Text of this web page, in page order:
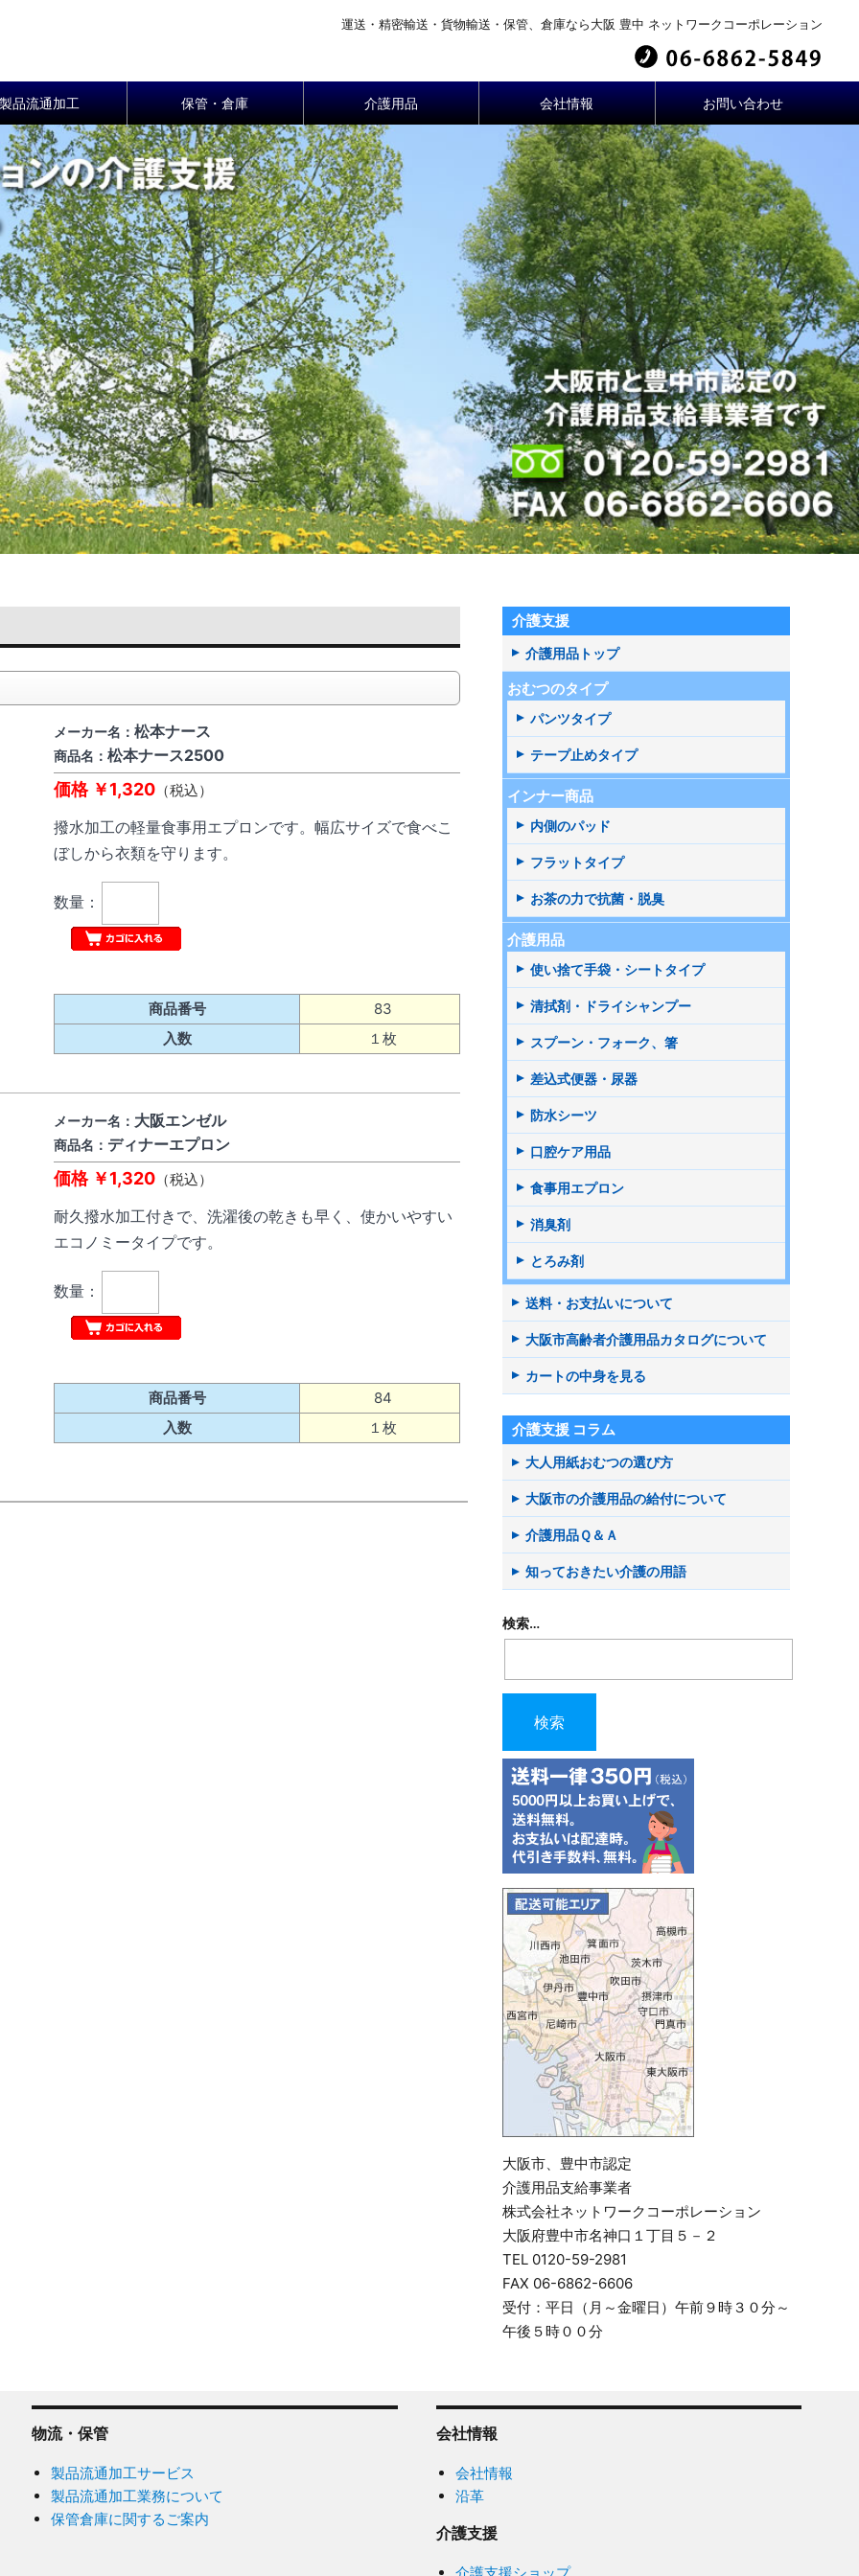
運送・精密輸送・貨物輸送・保管、倉庫なら大阪 豊中 ネットワークコーポレーション
製品流通加工 保管・倉庫 介護用品 会社情報 お問い合わせ
メーカー名： 松本ナース
商品名： 松本ナース2500
価格 ￥1,320 （税込）
撥水加工の軽量食事用エプロンです。幅広サイズで食べこ
ぼしから衣類を守ります。
数量：
商品番号
83
入数
１枚
メーカー名： 大阪エンゼル
商品名： ディナーエプロン
価格 ￥1,320 （税込）
耐久撥水加工付きで、洗濯後の乾きも早く、使かいやすい
エコノミータイプです。
数量：
商品番号
84
入数
１枚
介護支援
介護用品トップ
おむつのタイプ
パンツタイプ
テープ止めタイプ
インナー商品
内側のパッド
フラットタイプ
お茶の力で抗菌・脱臭
介護用品
使い捨て手袋・シートタイプ
清拭剤・ドライシャンプー
スプーン・フォーク、箸
差込式便器・尿器
防水シーツ
口腔ケア用品
食事用エプロン
消臭剤
とろみ剤
送料・お支払いについて
大阪市高齢者介護用品カタログについて
カートの中身を見る
介護支援 コラム
大人用紙おむつの選び方
大阪市の介護用品の給付について
介護用品Ｑ＆Ａ
知っておきたい介護の用語
検索…
大阪市、豊中市認定
介護用品支給事業者
株式会社ネットワークコーポレーション
大阪府豊中市名神口１丁目５－２
TEL 0120-59-2981
FAX 06-6862-6606
受付：平日（月～金曜日）午前９時３０分～
午後５時００分
物流・保管
製品流通加工サービス
製品流通加工業務について
保管倉庫に関するご案内
会社情報
会社情報
沿革
介護支援